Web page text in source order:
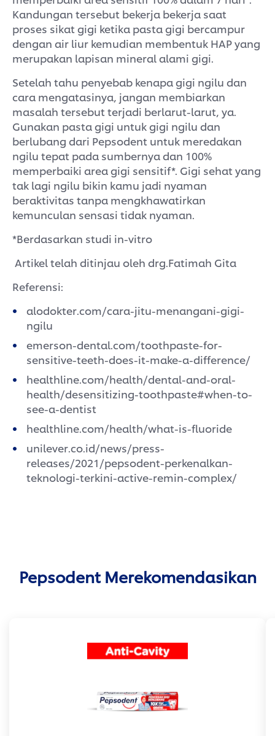
Kandungan tersebut bekerja bekerja saat
proses sikat gigi ketika pasta gigi bercampur
dengan air liur kemudian membentuk HAP yang
merupakan lapisan mineral alami gigi.
Setelah tahu penyebab kenapa gigi ngilu dan
cara mengatasinya, jangan membiarkan
masalah tersebut terjadi berlarut-larut, ya.
Gunakan pasta gigi untuk gigi ngilu dan
berlubang dari Pepsodent untuk meredakan
ngilu tepat pada sumbernya dan 100%
memperbaiki area gigi sensitif*. Gigi sehat yang
tak lagi ngilu bikin kamu jadi nyaman
beraktivitas tanpa mengkhawatirkan
kemunculan sensasi tidak nyaman.
*Berdasarkan studi in-vitro
Artikel telah ditinjau oleh drg.Fatimah Gita
Referensi:
alodokter.com/cara-jitu-menangani-gigi-
ngilu
emerson-dental.com/toothpaste-for-
sensitive-teeth-does-it-make-a-difference/
healthline.com/health/dental-and-oral-
health/desensitizing-toothpaste#when-to-
see-a-dentist
healthline.com/health/what-is-fluoride
unilever.co.id/news/press-
releases/2021/pepsodent-perkenalkan-
teknologi-terkini-active-remin-complex/
Pepsodent Merekomendasikan